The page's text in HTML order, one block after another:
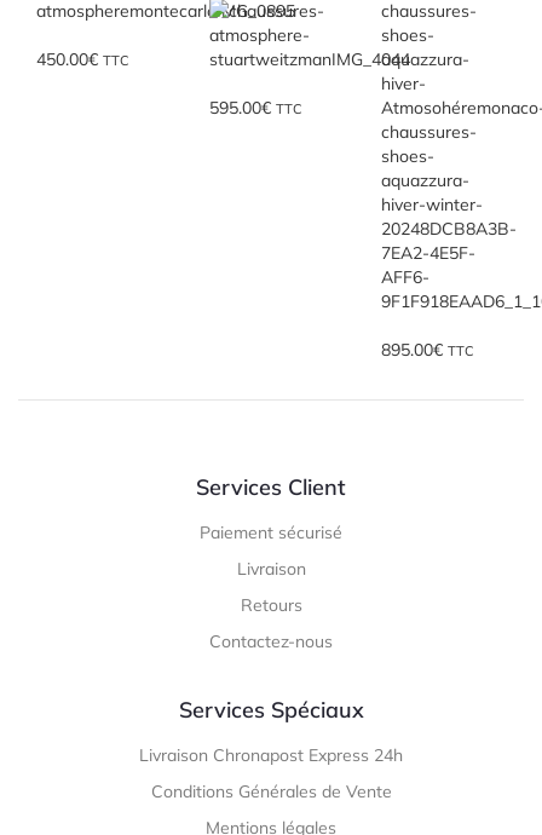
450.00€ TTC
595.00€ TTC
895.00€ TTC
Services Client
Paiement sécurisé
Livraison
Retours
Contactez-nous
Services Spéciaux
Livraison Chronapost Express 24h
Conditions Générales de Vente
Mentions légales